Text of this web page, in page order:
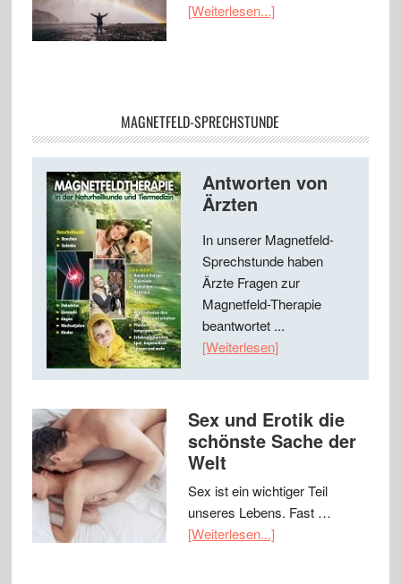
[Weiterlesen...]
MAGNETFELD-SPRECHSTUNDE
Antworten von
Ärzten
In unserer Magnetfeld-
Sprechstunde haben
Ärzte Fragen zur
Magnetfeld-Therapie
beantwortet ...
[Weiterlesen]
Sex und Erotik die
schönste Sache der
Welt
Sex ist ein wichtiger Teil
unseres Lebens. Fast …
[Weiterlesen...]